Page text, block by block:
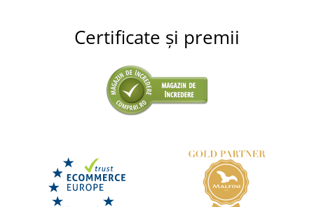
Pernă de copii cu imprimeu
Lenjerie de pat Fotbal
Certificate și premii